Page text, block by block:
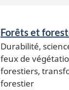
Forêts et
Durabilité,
feux de
forestiers,
forestier